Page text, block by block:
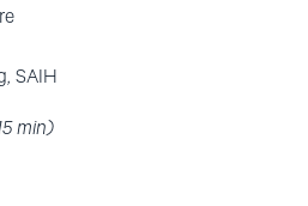
SAIH
min)